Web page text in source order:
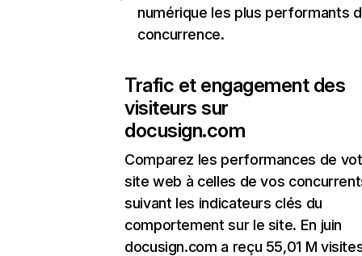
numérique les plus performants
concurrence.
Trafic et engagement des
visiteurs sur
docusign.com
Comparez les performances de
site web à celles de vos
suivant les indicateurs clés du
comportement sur le site. En juin
docusign.com a reçu 55,01 M